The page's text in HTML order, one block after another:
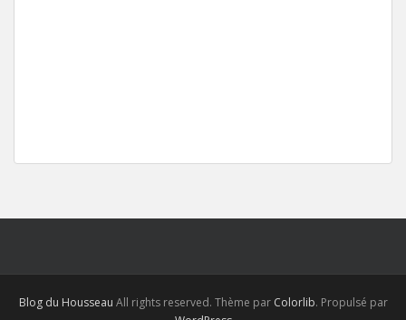
Blog du Housseau All rights reserved. Thème par Colorlib. Propulsé par